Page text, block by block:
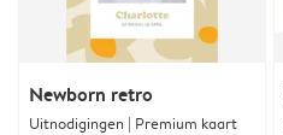
Newborn retro
Uitnodigingen | Premium kaart